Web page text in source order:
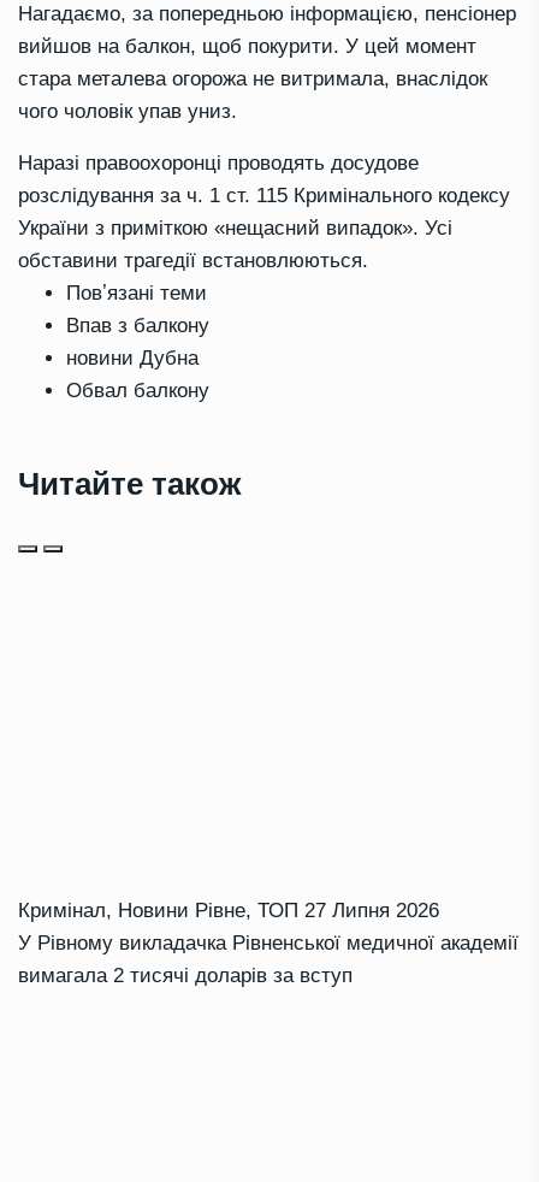
Нагадаємо, за попередньою інформацією, пенсіонер
вийшов на балкон, щоб покурити. У цей момент
стара металева огорожа не витримала, внаслідок
чого чоловік упав униз.
Наразі правоохоронці проводять досудове
розслідування за ч. 1 ст. 115 Кримінального кодексу
України з приміткою «нещасний випадок». Усі
обставини трагедії встановлюються.
Повʼязані теми
Впав з балкону
новини Дубна
Обвал балкону
Читайте також
Кримінал, Новини Рівне, ТОП 27 Липня 2026
У Рівному викладачка Рівненської медичної академії
вимагала 2 тисячі доларів за вступ